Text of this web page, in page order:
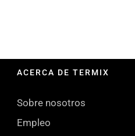
ACERCA DE TERMIX
Sobre nosotros
Empleo